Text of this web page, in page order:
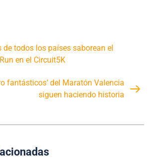
de todos los países saborean el
en el Circuit5K
fantásticos’ del Maratón Valencia
siguen haciendo historia